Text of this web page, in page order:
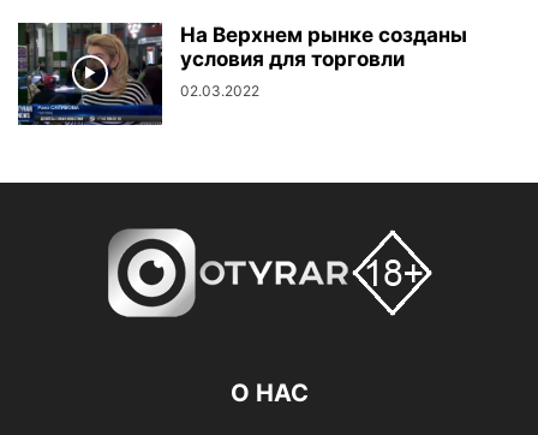
На Верхнем рынке созданы
условия для торговли
02.03.2022
О НАС